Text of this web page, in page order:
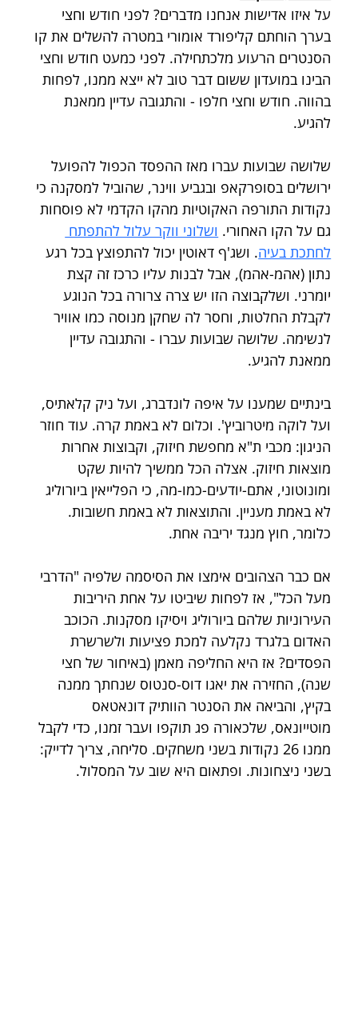
על איזו אדישות אנחנו מדברים? לפני חודש וחצי
בערך הוחתם קליפורד אומורי במטרה להשלים את קו
הסנטרים הרעוע מלכתחילה. לפני כמעט חודש וחצי
הבינו במועדון ששום דבר טוב לא ייצא ממנו, לפחות
בהווה. חודש וחצי חלפו - והתגובה עדיין ממאנת
להגיע.
שלושה שבועות עברו מאז ההפסד הכפול להפועל
ירושלים בסופרקאפ ובגביע ווינר, שהוביל למסקנה כי
נקודות התורפה האקוטיות מהקו הקדמי לא פוסחות
גם על הקו האחורי. ושלוני ווקר עלול להתפתח
לחתכת בעיה. ושג'ף דאוטין יכול להתפוצץ בכל רגע
נתון (אהמ-אהמ), אבל לבנות עליו כרכז זה קצת
יומרני. ושלקבוצה הזו יש צרה צרורה בכל הנוגע
לקבלת החלטות, וחסר לה שחקן מנוסה כמו אוויר
לנשימה. שלושה שבועות עברו - והתגובה עדיין
ממאנת להגיע.
בינתיים שמענו על איפה לונדברג, ועל ניק קלאתיס,
ועל לוקה מיטרוביץ'. וכלום לא באמת קרה. עוד חוזר
הניגון: מכבי ת"א מחפשת חיזוק, וקבוצות אחרות
מוצאות חיזוק. אצלה הכל ממשיך להיות שקט
ומונוטוני, אתם-יודעים-כמו-מה, כי הפלייאין ביורוליג
לא באמת מעניין. והתוצאות לא באמת חשובות.
כלומר, חוץ מנגד יריבה אחת.
אם כבר הצהובים אימצו את הסיסמה שלפיה "הדרבי
מעל הכל", אז לפחות שיביטו על אחת היריבות
העירוניות שלהם ביורוליג ויסיקו מסקנות. הכוכב
האדום בלגרד נקלעה למכת פציעות ולשרשרת
הפסדים? אז היא החליפה מאמן (באיחור של חצי
שנה), החזירה את יאגו דוס-סנטוס שנחתך ממנה
בקיץ, והביאה את הסנטר הוותיק דונאטאס
מוטייונאס, שלכאורה פג תוקפו ועבר זמנו, כדי לקבל
ממנו 26 נקודות בשני משחקים. סליחה, צריך לדייק:
בשני ניצחונות. ופתאום היא שוב על המסלול.